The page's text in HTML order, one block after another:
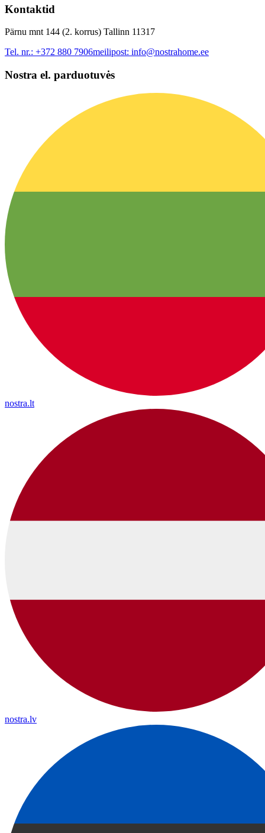
Kontaktid
Pärnu mnt 144 (2. korrus) Tallinn 11317
Tel. nr.: +372 880 7906meilipost: info@nostrahome.ee
Nostra el. parduotuvės
nostra.lt
nostra.lv